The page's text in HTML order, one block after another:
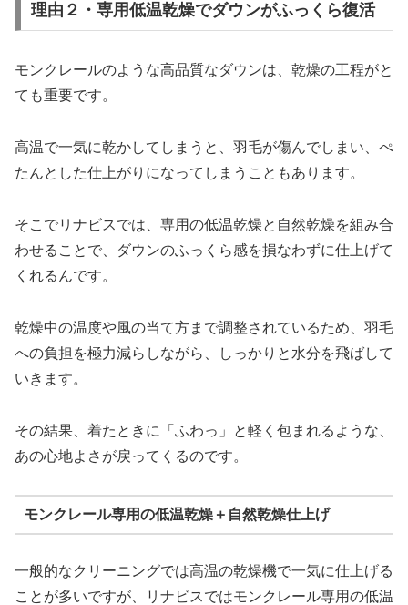
理由２・専用低温乾燥でダウンがふっくら復活
モンクレールのような高品質なダウンは、乾燥の工程がと
ても重要です。
高温で一気に乾かしてしまうと、羽毛が傷んでしまい、ぺ
たんとした仕上がりになってしまうこともあります。
そこでリナビスでは、専用の低温乾燥と自然乾燥を組み合
わせることで、ダウンのふっくら感を損なわずに仕上げて
くれるんです。
乾燥中の温度や風の当て方まで調整されているため、羽毛
への負担を極力減らしながら、しっかりと水分を飛ばして
いきます。
その結果、着たときに「ふわっ」と軽く包まれるような、
あの心地よさが戻ってくるのです。
モンクレール専用の低温乾燥＋自然乾燥仕上げ
一般的なクリーニングでは高温の乾燥機で一気に仕上げる
ことが多いですが、リナビスではモンクレール専用の低温